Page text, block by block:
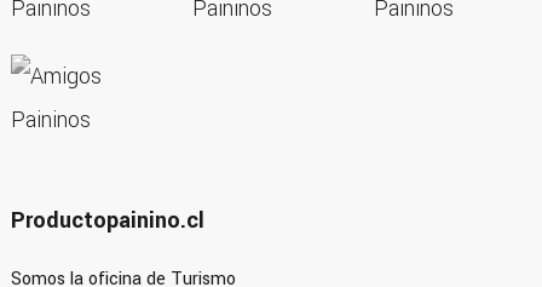
Productopainino.cl
Somos la oficina de Turismo